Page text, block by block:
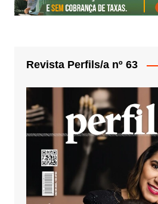
Revista Perfils/a nº 63